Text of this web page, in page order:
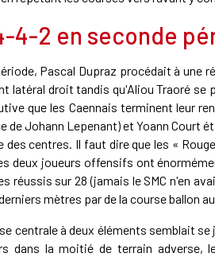
4-2 en seconde
Pascal Dupraz procédait à
latéral droit tandis qu'Aliou Traoré se
que les Caennais terminent leur
de Johann Lepenant) et Yoann Court
centres. Il faut dire que les «
deux joueurs offensifs ont
réussis sur 28 (jamais le SMC n'en
mètres par de la course ballon
centrale à deux éléments semblait
dans la moitié de terrain adverse,